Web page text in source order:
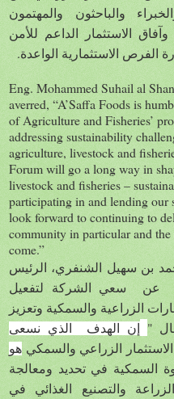
والباحثون والمهتمون
الاستثمار الداعم للأمن
الفرص الاستثمارية الواعدة.
Eng. Mohammed Suhail al
averred, “A’Saffa Foods is
of Agriculture and Fisheries’
addressing sustainability
agriculture, livestock and
Forum will go a long way in
livestock and fisheries –
participating in and lending our
look forward to continuing to
community in particular and
come.”
بن سهيل الشنفري، الرئيس
عن سعي الشركة لتفعيل
الزراعية والسمكية وتعزيز
" إن الهدف
الذي نسعى
الزراعي والسمكي هو
السمكية في تحديد ومعالجة
والتصنيع الغذائي في